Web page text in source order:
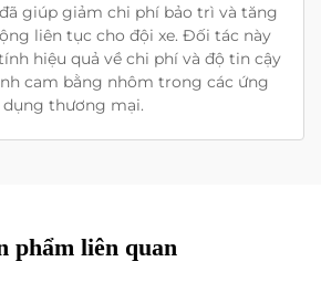
giúp giảm chi phí bảo trì và tăng
liên tục cho đội xe. Đối tác này
hiệu quả về chi phí và độ tin cậy
cam bằng nhôm trong các ứng
dụng thương mại.
phẩm liên quan